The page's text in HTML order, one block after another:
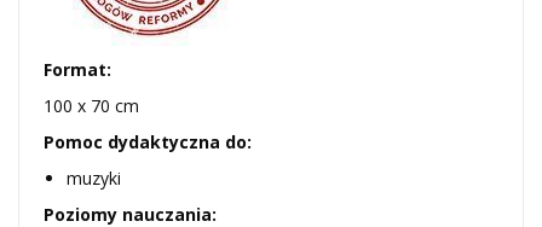
Format:
100 x 70 cm
Pomoc dydaktyczna do:
muzyki
Poziomy nauczania: